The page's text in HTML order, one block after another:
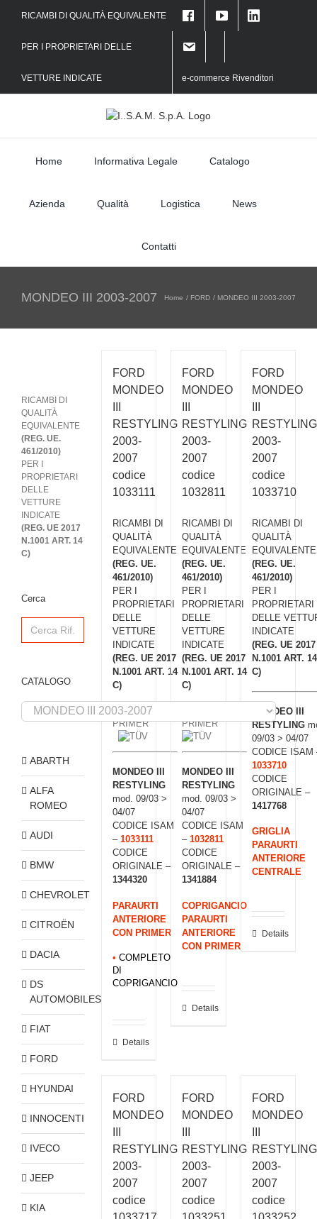
RICAMBI DI QUALITÀ EQUIVALENTE
PER I PROPRIETARI DELLE
VETTURE INDICATE e-commerce Rivenditori
Home Informativa Legale Catalogo
Azienda Qualità Logistica News
Contatti
MONDEO III 2003-2007 Home FORD MONDEO III 2003-2007
FORD
MONDEO
RESTYLING
2003-
2007
codice
1033111
RICAMBI DI
QUALITÀ
EQUIVALENTE
(REG. UE.
461/2010)
PER I
PROPRIETARI
DELLE
VETTURE
INDICATE
(REG. UE 2017
N.1001 ART. 14
C)
MONDEO III
RESTYLING
mod. 09/03 >
04/07
CODICE ISAM
– 1033111
CODICE
ORIGINALE –
1344320
PARAURTI
ANTERIORE
CON PRIMER
• COMPLETO
DI
COPRIGANCIO
Details
FORD
MONDEO
RESTYLING
2003-
2007
codice
1032811
RICAMBI DI
QUALITÀ
EQUIVALENTE
(REG. UE.
461/2010)
PER I
PROPRIETARI
DELLE
VETTURE
INDICATE
(REG. UE 2017
N.1001 ART. 14
C)
MONDEO III
RESTYLING
mod. 09/03 >
04/07
CODICE ISAM
–1032811
CODICE
ORIGINALE –
1341884
COPRIGANCIO
PARAURTI
ANTERIORE
CON PRIMER
Details
FORD
MONDEO
RESTYLING
2003-
2007
codice
1033710
RICAMBI DI
QUALITÀ
EQUIVALENTE
(REG. UE.
461/2010)
PER I
PROPRIETARI
DELLE
INDICATE
(REG. UE 2017
N.1001 ART. 14
C)
MONDEO III
RESTYLING
09/03 > 04/07
CODICE ISAM
1033710
CODICE
ORIGINALE –
1417768
GRIGLIA
PARAURTI
ANTERIORE
CENTRALE
Details
FORD
MONDEO
RESTYLING
2003-
2007
codice
FORD
MONDEO
RESTYLING
2003-
2007
codice
FORD
MONDEO
RESTYLING
2003-
2007
codice
RICAMBI DI
QUALITÀ
EQUIVALENTE
(REG. UE.
461/2010)
PER I
PROPRIETARI
DELLE
VETTURE
INDICATE
(REG. UE 2017
N.1001 ART. 14
C)
Cerca
Search
for:
CATALOGO
ABARTH
ALFA
ROMEO
AUDI
BMW
CHEVROLET
CITROËN
DACIA
DS
AUTOMOBILES
FIAT
FORD
HYUNDAI
INNOCENTI
IVECO
JEEP
KIA